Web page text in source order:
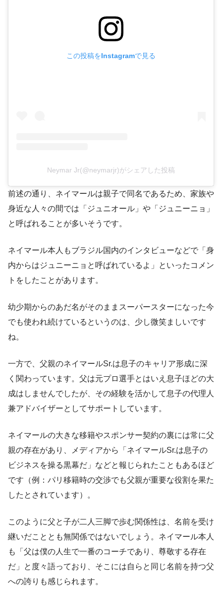
この投稿をInstagramで見る
Neymar Jr(@neymarjr)がシェアした投稿
前述の通り、ネイマールは親子で同名であるため、家族や
身近な人々の間では「ジュニオール」や「ジュニーニョ」
と呼ばれることが多いそうです​。
ネイマール本人もブラジル国内のインタビューなどで「身
内からはジュニーニョと呼ばれているよ」といったコメン
トをしたことがあります。
幼少期からのあだ名がそのままスーパースターになった今
でも使われ続けているというのは、少し微笑ましいです
ね。
一方で、父親のネイマールSr.は息子のキャリア形成に深
く関わっています。父は元プロ選手とはいえ息子ほどの大
成はしませんでしたが、その経験を活かして息子の代理人
兼アドバイザーとしてサポートしています​。
ネイマールの大きな移籍やスポンサー契約の裏には常に父
親の存在があり、メディアから「ネイマールSr.は息子の
ビジネスを操る黒幕だ」などと報じられたこともあるほど
です（例：パリ移籍時の交渉でも父親が重要な役割を果た
したとされています）。
このように父と子が二人三脚で歩む関係性は、名前を受け
継いだこととも無関係ではないでしょう。ネイマール本人
も「父は僕の人生で一番のコーチであり、尊敬する存在
だ」と度々語っており、そこには自らと同じ名前を持つ父
への誇りも感じられます。